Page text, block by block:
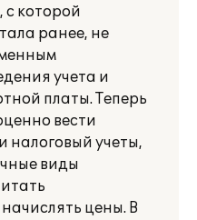
с которой
ранее, не
учета и
платы. Теперь
вести
налоговый учеты,
виды
цены. В